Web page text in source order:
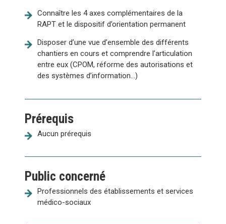
Connaître les 4 axes complémentaires de la
RAPT et le dispositif d’orientation permanent
Disposer d’une vue d’ensemble des différents
chantiers en cours et comprendre l’articulation
entre eux (CPOM, réforme des autorisations et
des systèmes d’information…)
Prérequis
Aucun prérequis
Public concerné
Professionnels des établissements et services
médico-sociaux